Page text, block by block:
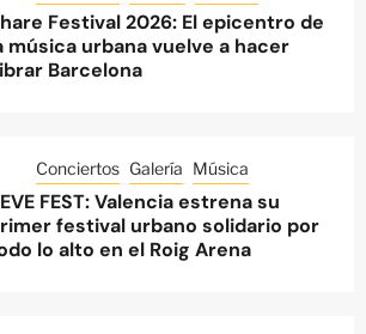
Festival 2026: El epicentro de
música urbana vuelve a hacer
Barcelona
Conciertos Galería Música
FEST: Valencia estrena su
festival urbano solidario por
lo alto en el Roig Arena